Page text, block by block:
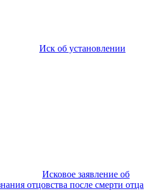
Иск об установлении
Исковое заявление об
отцовства после смерти отца